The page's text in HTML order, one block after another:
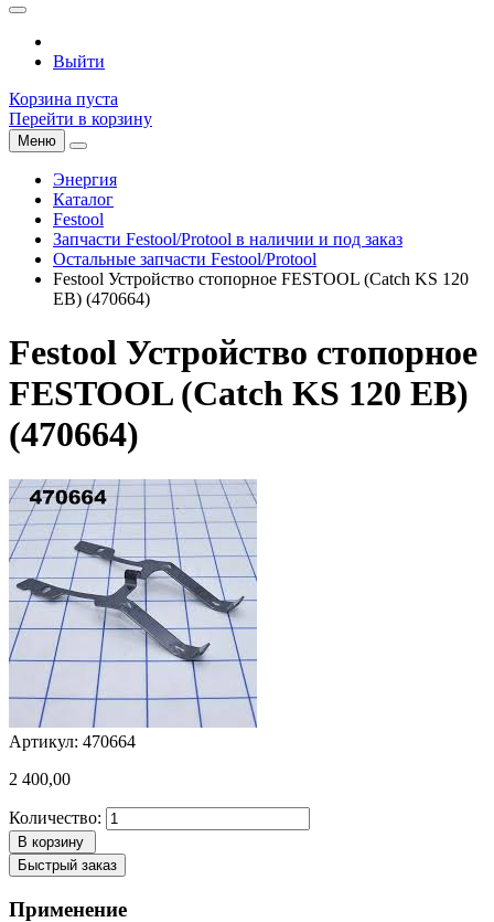
Выйти
Корзина пуста
Перейти в корзину
Меню
Энергия
Каталог
Festool
Запчасти Festool/Protool в наличии и под заказ
Остальные запчасти Festool/Protool
Festool Устройство стопорное FESTOOL (Catch KS 120
EB) (470664)
Festool Устройство стопорное
FESTOOL (Catch KS 120 EB)
(470664)
Артикул: 470664
2 400,00
Количество:
В корзину
Быстрый заказ
Применение